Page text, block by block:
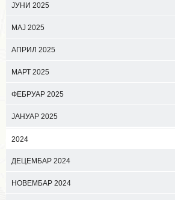
ЈУНИ 2025
МАЈ 2025
АПРИЛ 2025
МАРТ 2025
ФЕБРУАР 2025
ЈАНУАР 2025
2024
ДЕЦЕМБАР 2024
НОВЕМБАР 2024